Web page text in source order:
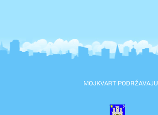
MOJKVART PODRŽAVAJU